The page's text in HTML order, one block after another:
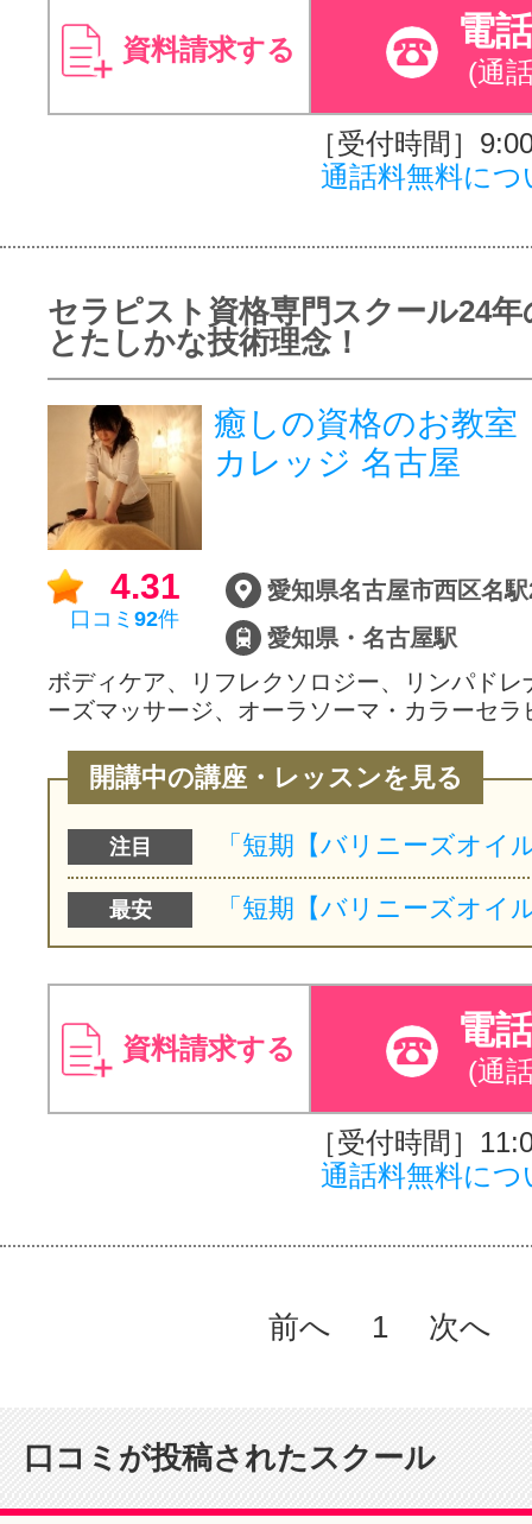
資料請求する 電
(通
［受付時間］
通話料無料につ
セラピスト資格専門スクール24年
とたしかな技術理念！
癒しの資格のお教室
カレッジ 名古屋
4.31
口コミ 92件
愛知県・名古屋駅
ボディケア、リフレクソロジー、リンパドレ
ーズマッサージ、オーラソーマ・カラーセ
開講中の講座・レッスンを見る
注目
最安
資料請求する 電
(通
［受付時間］
通話料無料につ
前へ 1 次へ
口コミが投稿されたスクール